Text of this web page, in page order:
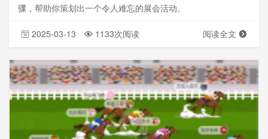
骤，帮助你策划出一个令人难忘的展会活动。
2025-03-13 1133次阅读 阅读全文